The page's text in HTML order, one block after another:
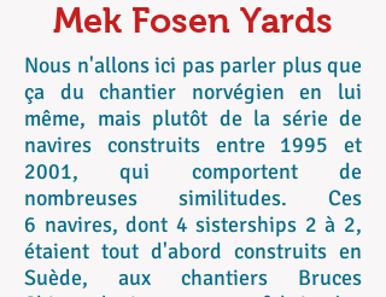
Mek Fosen Yards
Nous n'allons ici pas parler plus que
ça du chantier norvégien en lui
même, mais plutôt de la série de
navires construits entre 1995 et
2001, qui comportent de
nombreuses similitudes. Ces
6 navires, dont 4 sisterships 2 à 2,
étaient tout d'abord construits en
Suède, aux chantiers Bruces